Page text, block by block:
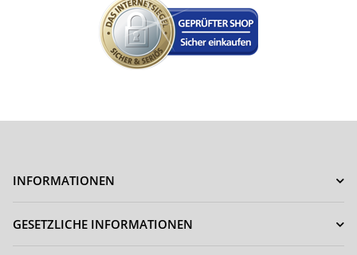
INFORMATIONEN
GESETZLICHE INFORMATIONEN